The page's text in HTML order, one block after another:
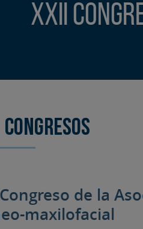
XXII
congresos
de la
maxilofacial